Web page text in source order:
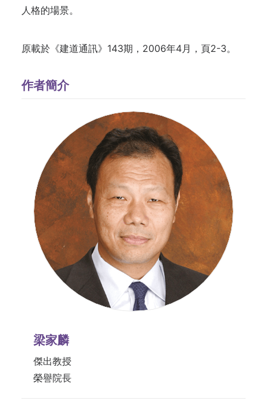
人格的場景。
原載於 《建道通訊》143期，2006年4月，頁2-3。
作者簡介
梁家麟
傑出教授
榮譽院長